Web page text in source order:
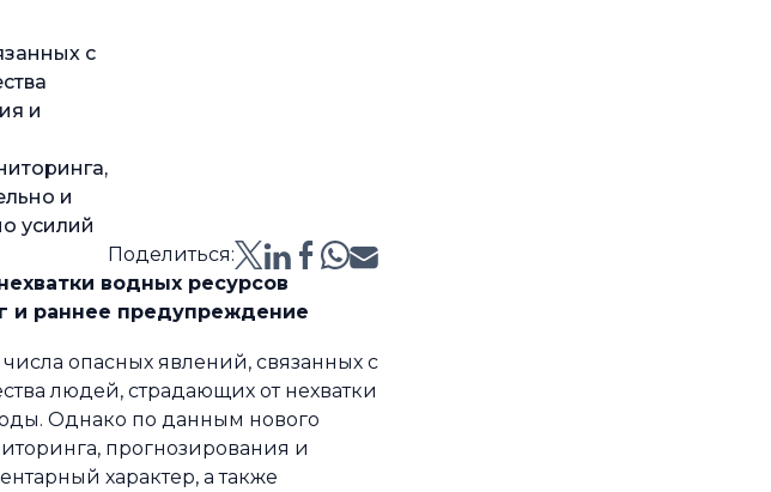
с
и
и
усилий
Поделиться:
водных ресурсов
и раннее предупреждение
опасных явлений, связанных с
людей, страдающих от нехватки
Однако по данным нового
прогнозирования и
характер, а также